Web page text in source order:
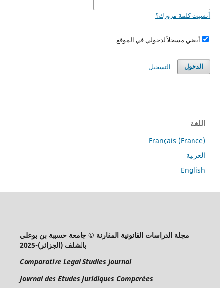
أنسيت كلمة مرورك؟
أبقني مسجلاً لدخولي في الموقع
الدخول التسجيل
اللغة
Français (France)
العربية
English
مجلة الدراسات القانونية المقارنة © جامعة حسيبة بن بوعلي
بالشلف (الجزائر)-2025
Comparative Legal Studies Journal
Journal des Etudes Juridiques Comparées